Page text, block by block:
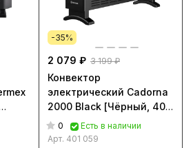
-35%
2 079 ₽ 3 199 ₽
Конвектор
электрический Cadorna
2000 Black [Чёрный, 401
059]
0
Есть в наличии
Арт. 401 059